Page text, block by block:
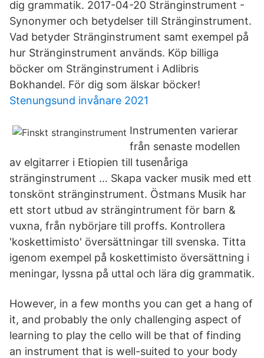
dig grammatik. 2017-04-20 Stränginstrument -
Synonymer och betydelser till Stränginstrument.
Vad betyder Stränginstrument samt exempel på
hur Stränginstrument används. Köp billiga
böcker om Stränginstrument i Adlibris
Bokhandel. För dig som älskar böcker!
Stenungsund invånare 2021
Instrumenten varierar
från senaste modellen
av elgitarrer i Etiopien till tusenåriga
stränginstrument … Skapa vacker musik med ett
tonskönt stränginstrument. Östmans Musik har
ett stort utbud av strängintrument för barn &
vuxna, från nybörjare till proffs. Kontrollera
'koskettimisto' översättningar till svenska. Titta
igenom exempel på koskettimisto översättning i
meningar, lyssna på uttal och lära dig grammatik.
However, in a few months you can get a hang of
it, and probably the only challenging aspect of
learning to play the cello will be that of finding
an instrument that is well-suited to your body